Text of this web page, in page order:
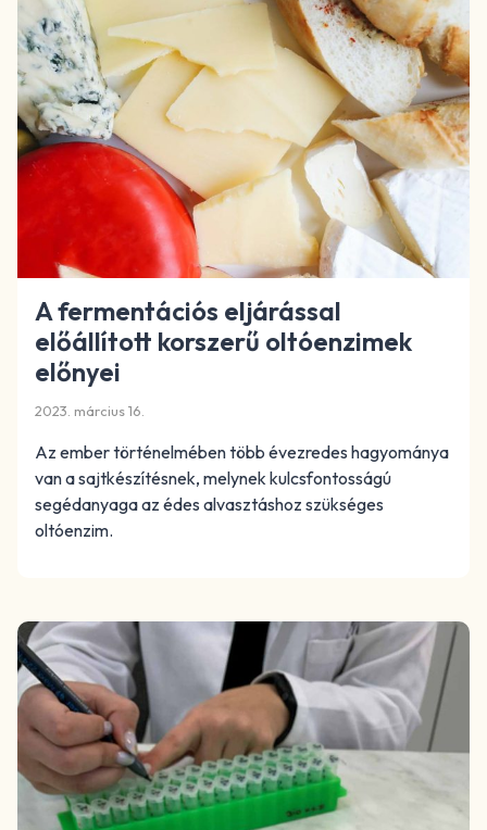
A fermentációs eljárással
előállított korszerű oltóenzimek
előnyei
2023. március 16.
Az ember történelmében több évezredes hagyománya
van a sajtkészítésnek, melynek kulcsfontosságú
segédanyaga az édes alvasztáshoz szükséges
oltóenzim.